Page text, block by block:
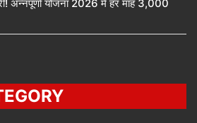
अन्नपूर्णा योजना 2026 में हर माह 3,000